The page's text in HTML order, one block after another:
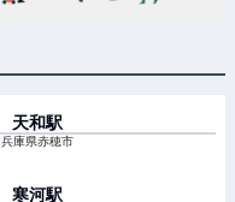
天和駅
兵庫県赤穂市
寒河駅